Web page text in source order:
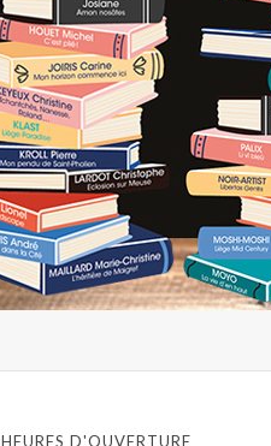
HEURES D'OUVERTURE